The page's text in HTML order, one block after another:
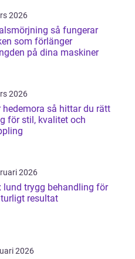
2026
så fungerar
som förlänger
på dina maskiner
2026
så hittar du rätt
för stil, kvalitet och
2026
för
resultat
2026